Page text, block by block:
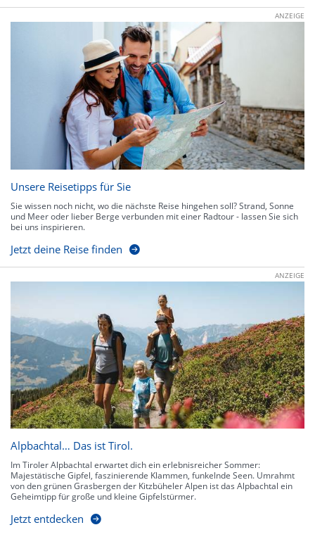
ANZEIGE
Unsere Reisetipps für Sie
Sie wissen noch nicht, wo die nächste Reise hingehen soll? Strand, Sonne
und Meer oder lieber Berge verbunden mit einer Radtour - lassen Sie sich
bei uns inspirieren.
Jetzt deine Reise finden
ANZEIGE
Alpbachtal… Das ist Tirol.
Im Tiroler Alpbachtal erwartet dich ein erlebnisreicher Sommer:
Majestätische Gipfel, faszinierende Klammen, funkelnde Seen. Umrahmt
von den grünen Grasbergen der Kitzbüheler Alpen ist das Alpbachtal ein
Geheimtipp für große und kleine Gipfelstürmer.
Jetzt entdecken